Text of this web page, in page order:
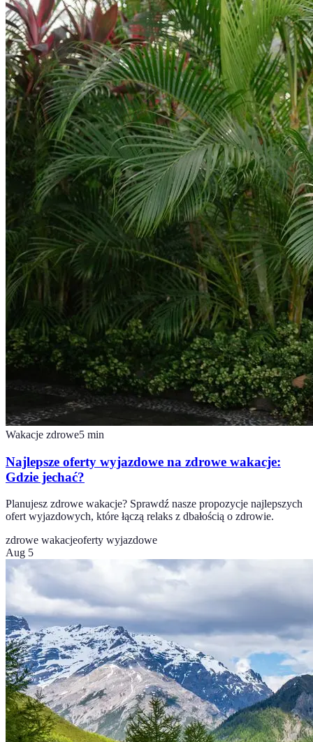
Wakacje zdrowe5 min
Najlepsze oferty wyjazdowe na zdrowe wakacje:
Gdzie jechać?
Planujesz zdrowe wakacje? Sprawdź nasze propozycje najlepszych
ofert wyjazdowych, które łączą relaks z dbałością o zdrowie.
zdrowe wakacjeoferty wyjazdowe
Aug 5